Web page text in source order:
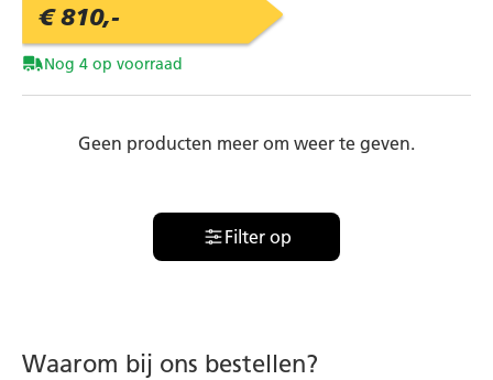
€ 810,-
Nog 4 op voorraad
Geen producten meer om weer te geven.
Filter op
Waarom bij ons bestellen?